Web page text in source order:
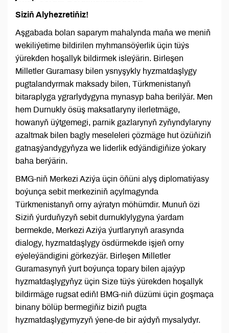
Siziň Alyhezretiňiz!
Aşgabada bolan saparym mahalynda maňa we meniň
wekiliýetime bildirilen myhmansöýerlik üçin tüýs
ýürekden hoşallyk bildirmek isleýärin. Birleşen
Milletler Guramasy bilen ysnyşykly hyzmatdaşlygy
pugtalandyrmak maksady bilen, Türkmenistanyň
bitaraplyga ygrarlydygyna mynasyp baha berilýär. Men
hem Durnukly ösüş maksatlaryny ilerletmäge,
howanyň üýtgemegi, parnik gazlarynyň zyňyndylaryny
azaltmak bilen bagly meseleleri çözmäge hut özüňiziň
gatnaşýandygyňyza we liderlik edýändigiňize ýokary
baha berýärin.
BMG-niň Merkezi Aziýa üçin öňüni alyş diplomatiýasy
boýunça sebit merkeziniň açylmagynda
Türkmenistanyň orny aýratyn möhümdir. Munuň özi
Siziň ýurduňyzyň sebit durnuklylygyna ýardam
bermekde, Merkezi Aziýa ýurtlarynyň arasynda
dialogy, hyzmatdaşlygy ösdürmekde işjeň orny
eýeleýändigini görkezýär. Birleşen Milletler
Guramasynyň ýurt boýunça topary bilen ajaýyp
hyzmatdaşlygyňyz üçin Size tüýs ýürekden hoşallyk
bildirmäge rugsat ediň! BMG-niň düzümi üçin goşmaça
binany bölüp bermegiňiz biziň pugta
hyzmatdaşlygymyzyň ýene-de bir aýdyň mysalydyr.